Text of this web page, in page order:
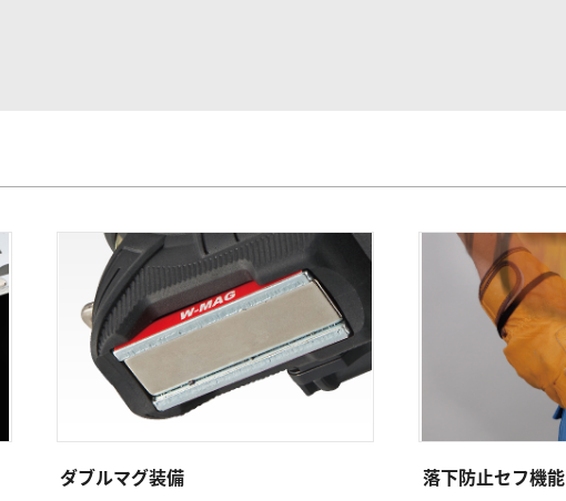
ダブルマグ装備 落下防止セフ機能